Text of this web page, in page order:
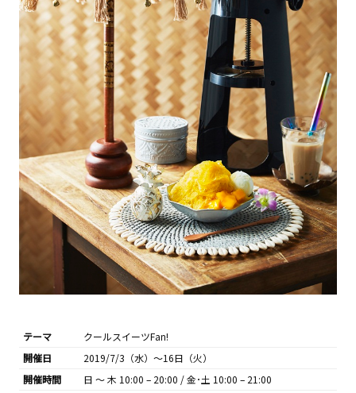
テーマ
クールスイーツFan!
開催日
2019/7/3（水）～16日（火）
開催時間
日 ～ 木 10:00 – 20:00 / 金･土 10:00 – 21:00